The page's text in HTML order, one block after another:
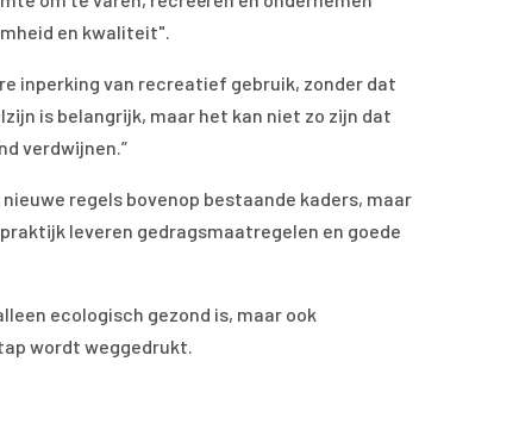
en kwaliteit".
inperking van recreatief gebruik, zonder dat
is belangrijk, maar het kan niet zo zijn dat
verdwijnen.”
regels bovenop bestaande kaders, maar
leveren gedragsmaatregelen en goede
ecologisch gezond is, maar ook
wordt weggedrukt.